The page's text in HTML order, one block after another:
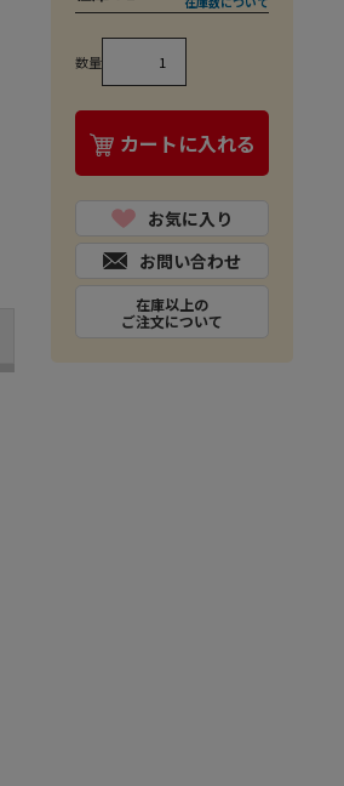
数量
カートに入れる
お気に入り
お問い合わせ
在庫以上の
ご注文について